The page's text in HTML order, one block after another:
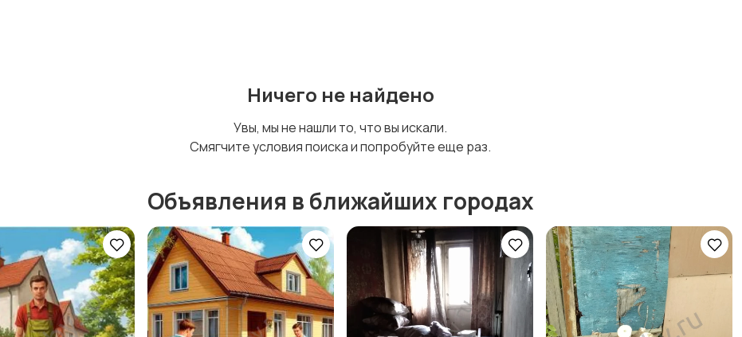
Ничего не найдено
Увы, мы не нашли то, что вы искали.
Смягчите условия поиска и попробуйте еще раз.
Объявления в ближайших городах